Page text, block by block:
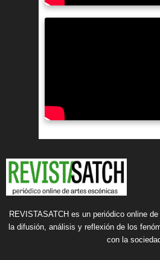
REVISTASATCH es un periódico online
la difusión, análisis y reflexión de los
con la